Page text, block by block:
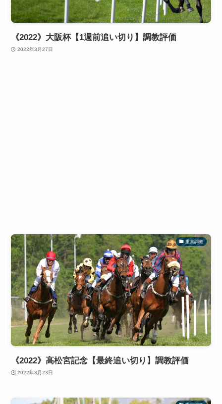
《2022》大阪杯【1週前追い切り】調教評価
2022年3月27日
重賞調教
《2022》高松宮記念【最終追い切り】調教評価
2022年3月23日